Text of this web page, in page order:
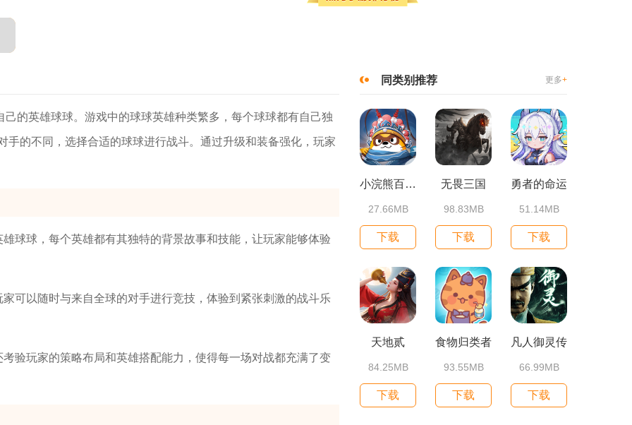
的英雄球球。游戏中的球球英雄种类繁多，每个球球都有自己独
的不同，选择合适的球球进行战斗。通过升级和装备强化，玩家
球球，每个英雄都有其独特的背景故事和技能，让玩家能够体验
可以随时与来自全球的对手进行竞技，体验到紧张刺激的战斗乐
验玩家的策略布局和英雄搭配能力，使得每一场对战都充满了变
同类别推荐 更多+
小浣熊百将传
27.66MB
下载
无畏三国
98.83MB
下载
勇者的命运
51.14MB
下载
天地贰
84.25MB
下载
食物归类者
93.55MB
下载
凡人御灵传
66.99MB
下载